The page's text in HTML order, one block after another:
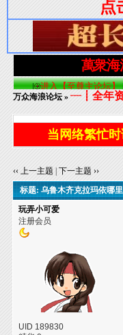
万众海浪论坛 »┈┋全年
当网络繁忙时
‹‹ 上一主题 |下一主题 ››
标题: 乌鲁木齐克拉玛依哪
玩弄小可爱
注册会员
UID 189830